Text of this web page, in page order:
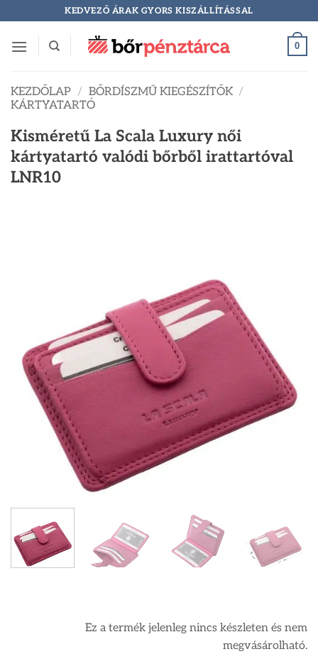
to
content
KEDVEZŐ ÁRAK GYORS KISZÁLLÍTÁSSAL
0
KEZDŐLAP / BŐRDÍSZMŰ KIEGÉSZÍTŐK /
KÁRTYATARTÓ
Kisméretű La Scala Luxury női
kártyatartó valódi bőrből irattartóval
LNR10
Ez a termék jelenleg nincs készleten és nem
megvásárolható.